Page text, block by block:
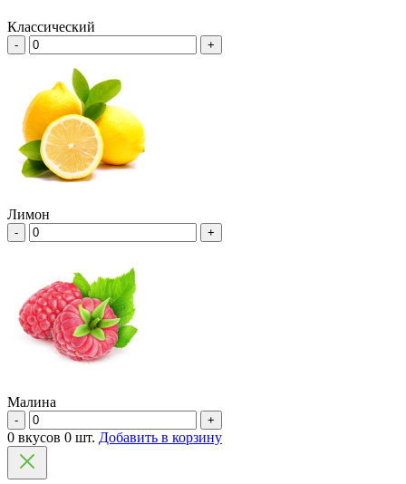
Классический
- +
Лимон
- +
Малина
- +
0 вкусов 0 шт. Добавить в корзину